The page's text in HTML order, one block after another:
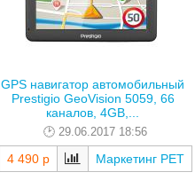
GPS навигатор автомобильный
Prestigio GeoVision 5059, 66
каналов, 4GB,...
29.06.2017 18:56
4 490 р Маркетинг РЕТ